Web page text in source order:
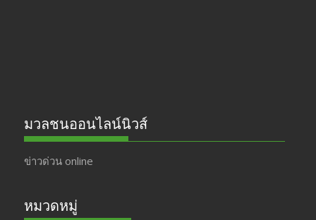
มวลชนออนไลน์นิวส์
ข่าวด่วน online
หมวดหมู่